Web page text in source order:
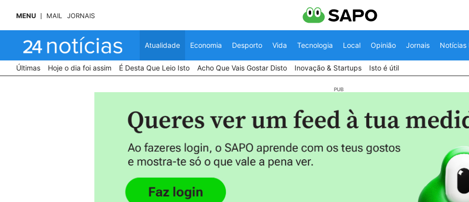
MENU MAIL JORNAIS
Atualidade Economia Desporto Vida Tecnologia Local Opinião Jornais Notícias
Últimas Hoje o dia foi assim É Desta Que Leio Isto Acho Que Vais Gostar Disto Inovação & Startups Isto é útil